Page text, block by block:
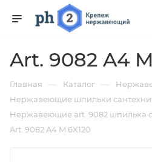
Art. 9082 A4
Главная — Каталог —
Нержавеющие шпильки
Нержавеющие art. 9082 шпилька
Art. 9082 A4 M 6X120